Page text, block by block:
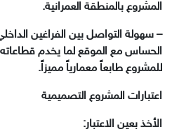
المشروع بالمنطقة العمرانية.
– سهولة التواصل بين الفراغين
الحساس مع الموقع لما يخدم قطاعاته
للمشروع طابعاً معمارياً مميزاً.
اعتبارات المشروع التصميمية
الأخذ بعين الاعتبار: